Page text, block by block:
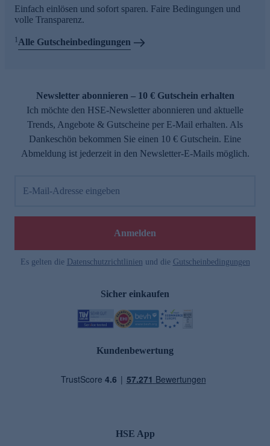
Einfach einlösen und sofort sparen. Faire Bedingungen und
volle Transparenz.
1Alle Gutscheinbedingungen
Newsletter abonnieren – 10 € Gutschein erhalten
Ich möchte den HSE-Newsletter abonnieren und aktuelle
Trends, Angebote & Gutscheine per E-Mail erhalten. Als
Dankeschön bekommen Sie einen 10 € Gutschein. Eine
Abmeldung ist jederzeit in den Newsletter-E-Mails möglich.
E-Mail-Adresse eingeben
Anmelden
Es gelten die Datenschutzrichtlinien und die Gutscheinbedingungen
Sicher einkaufen
Kundenbewertung
HSE App